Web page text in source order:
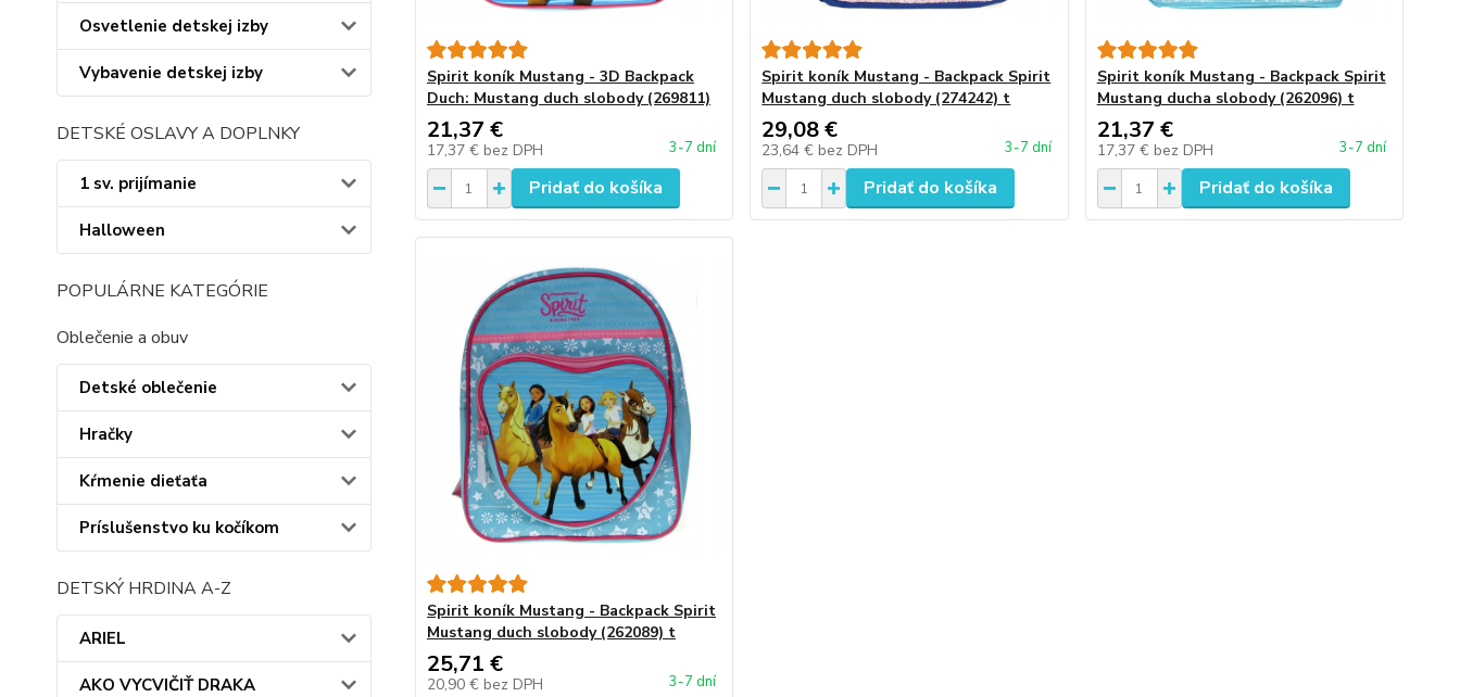
Osvetlenie detskej izby
Vybavenie detskej izby
DETSKÉ OSLAVY A DOPLNKY
1 sv. prijímanie
Halloween
POPULÁRNE KATEGÓRIE
Oblečenie a obuv
Detské oblečenie
Hračky
Kŕmenie dieťaťa
Príslušenstvo ku kočíkom
DETSKÝ HRDINA A-Z
ARIEL
AKO VYCVIČIŤ DRAKA
Spirit koník Mustang - 3D Backpack
Duch: Mustang duch slobody (269811)
21,37 €
17,37 € bez DPH 3-7 dní
Pridať do košíka
Spirit koník Mustang - Backpack Spirit
Mustang duch slobody (274242) t
29,08 €
23,64 € bez DPH 3-7 dní
Pridať do košíka
Spirit koník Mustang - Backpack Spirit
Mustang ducha slobody (262096) t
21,37 €
17,37 € bez DPH 3-7 dní
Pridať do košíka
Spirit koník Mustang - Backpack Spirit
Mustang duch slobody (262089) t
25,71 €
20,90 € bez DPH 3-7 dní